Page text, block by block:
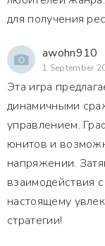
для получения
awohn910
1 September
Эта игра
динамичными
управлением.
юнитов и
напряжении.
взаимодействия
настоящему
стратегии!